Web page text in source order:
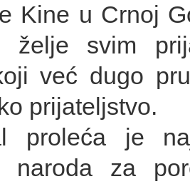
Kine u Crnoj
želje svim
već dugo
prijateljstvo.
proleća je
naroda za